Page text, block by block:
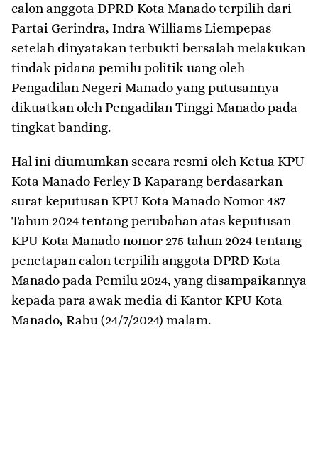
calon anggota DPRD Kota Manado terpilih dari
Partai Gerindra, Indra Williams Liempepas
setelah dinyatakan terbukti bersalah melakukan
tindak pidana pemilu politik uang oleh
Pengadilan Negeri Manado yang putusannya
dikuatkan oleh Pengadilan Tinggi Manado pada
tingkat banding.
Hal ini diumumkan secara resmi oleh Ketua KPU
Kota Manado Ferley B Kaparang berdasarkan
surat keputusan KPU Kota Manado Nomor 487
Tahun 2024 tentang perubahan atas keputusan
KPU Kota Manado nomor 275 tahun 2024 tentang
penetapan calon terpilih anggota DPRD Kota
Manado pada Pemilu 2024, yang disampaikannya
kepada para awak media di Kantor KPU Kota
Manado, Rabu (24/7/2024) malam.